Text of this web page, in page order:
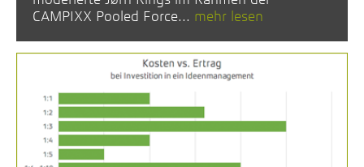
CAMPIXX Pooled Force... mehr lesen